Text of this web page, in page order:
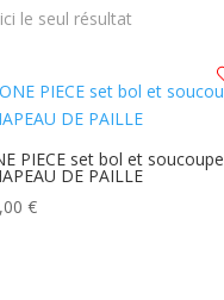
le seul résultat
PIECE set bol et soucoupe
DE PAILLE
€